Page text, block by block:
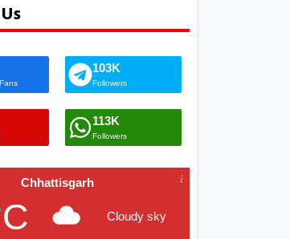
103K
Followers
113K
Followers
Chhattisgarh
Cloudy sky